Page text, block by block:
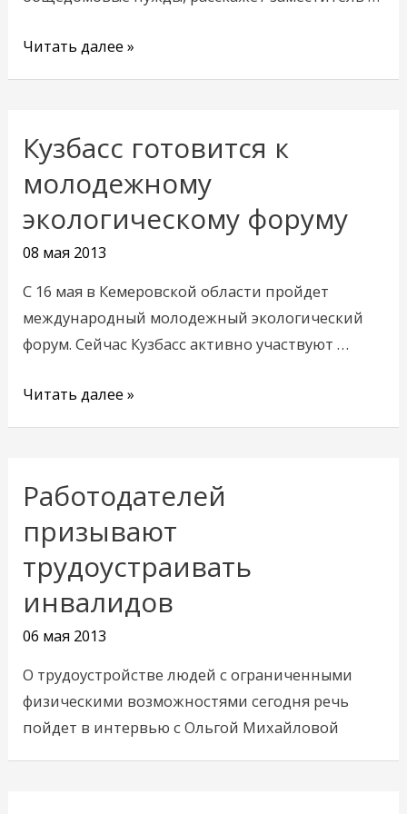
Читать далее »
Кузбасс готовится к
молодежному
экологическому форуму
08 мая 2013
С 16 мая в Кемеровской области пройдет
международный молодежный экологический
форум. Сейчас Кузбасс активно участвуют …
Кузбасс
готовится
к
молодежному
экологическому
Читать далее »
Работодателей
призывают
трудоустраивать
инвалидов
06 мая 2013
О трудоустройстве людей с ограниченными
физическими возможностями сегодня речь
пойдет в интервью с Ольгой Михайловой